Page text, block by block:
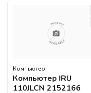
Компьютер
Компьютер IRU
110JLCN 2152166